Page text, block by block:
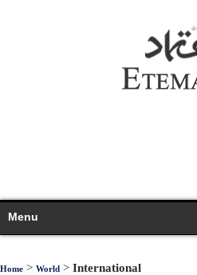
Menu
Home > World > International